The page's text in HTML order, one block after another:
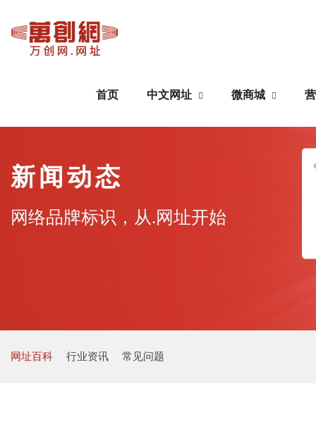
首页 中文网址 微商城
公众号搭建
新闻动态
网络品牌标识，从.网址开始
网址百科 行业资讯 常见问题